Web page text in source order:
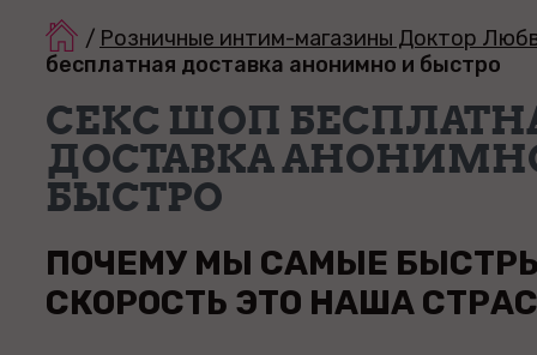
/ Розничные интим-магазины Доктор
бесплатная доставка анонимно и быстро
СЕКС ШОП
ДОСТАВКА
БЫСТРО
ПОЧЕМУ МЫ САМЫЕ
СКОРОСТЬ ЭТО НАША